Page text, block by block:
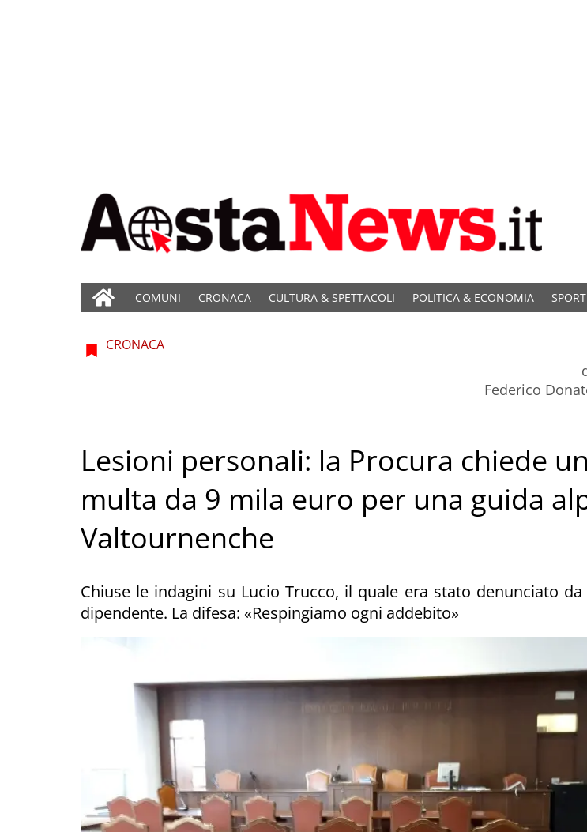
COMUNI CRONACA CULTURA & SPETTACOLI POLITICA & ECONOMIA SPORT
CRONACA
Federico
Lesioni personali: la Procura chiede
multa da 9 mila euro per una guida
Valtournenche
Chiuse le indagini su Lucio Trucco, il quale era stato denunciato
dipendente. La difesa: «Respingiamo ogni addebito»